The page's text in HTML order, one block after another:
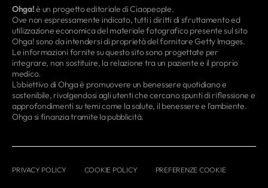
Ohga!è un progetto editoriale di Ciaopeople.
Ove non espressamente indicato, tutti i diritti di sfruttamento ed
utilizzazione economica del materiale fotografico presente sul sito
Ohga! sono da intendersi di proprietà del fornitore Getty Images.
Le informazioni fornite su questo sito sono progettate per
integrare, non sostituire, la relazione tra un paziente e il proprio
medico.
L’obiettivo di Ohga è promuovere un benessere quotidiano e
sostenibile, rivolgendosi agli utenti che cercano spunti di riflessione e
approfondimenti su temi come la salute, il benessere e l’ambiente.
Ohga si finanzia tramite la pubblicità.
PRIVACY POLICY COOKIE POLICY PREFERENZE COOKIE